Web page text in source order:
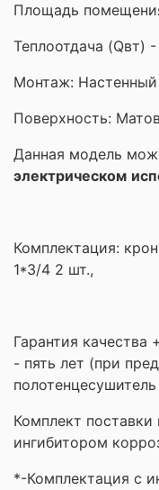
Площадь
Теплоотдача (Qвт)
Монтаж: Настенный
Поверхность:
Данная модель
электрическом
Комплектация:
1*3/4 2 шт.,
Гарантия
- пять лет (при
Комплект
ингибитором
*-Комплектация с